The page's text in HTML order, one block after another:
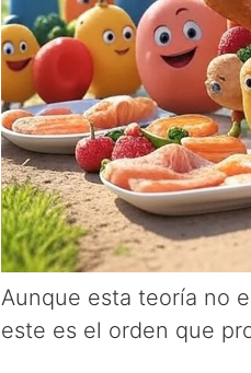
Aunque esta teoría no
este es el orden que